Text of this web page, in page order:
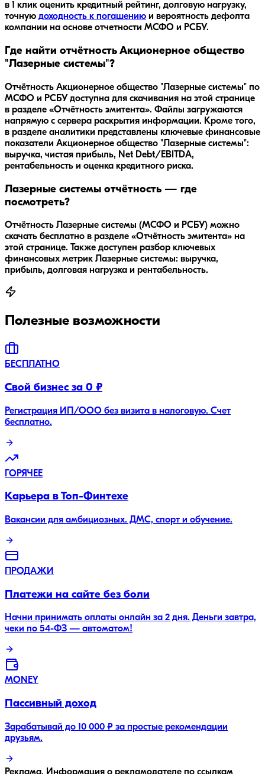
в 1 клик оценить кредитный рейтинг, долговую нагрузку,
точную доходность к погашению и вероятность дефолта
компании на основе отчетности МСФО и РСБУ.
Где найти отчётность Акционерное общество
"Лазерные системы"?
Отчётность Акционерное общество "Лазерные системы" по
МСФО и РСБУ доступна для скачивания на этой странице
в разделе «Отчётность эмитента». Файлы загружаются
напрямую с сервера раскрытия информации. Кроме того,
в разделе аналитики представлены ключевые финансовые
показатели Акционерное общество "Лазерные системы":
выручка, чистая прибыль, Net Debt/EBITDA,
рентабельность и оценка кредитного риска.
Лазерные системы отчётность — где
посмотреть?
Отчётность Лазерные системы (МСФО и РСБУ) можно
скачать бесплатно в разделе «Отчётность эмитента» на
этой странице. Также доступен разбор ключевых
финансовых метрик Лазерные системы: выручка,
прибыль, долговая нагрузка и рентабельность.
Полезные возможности
БЕСПЛАТНО
Свой бизнес за 0 ₽
Регистрация ИП/ООО без визита в налоговую. Счет
бесплатно.
ГОРЯЧЕЕ
Карьера в Топ-Финтехе
Вакансии для амбициозных. ДМС, спорт и обучение.
ПРОДАЖИ
Платежи на сайте без боли
Начни принимать оплаты онлайн за 2 дня. Деньги завтра,
чеки по 54-ФЗ — автоматом!
MONEY
Пассивный доход
Зарабатывай до 10 000 ₽ за простые рекомендации
друзьям.